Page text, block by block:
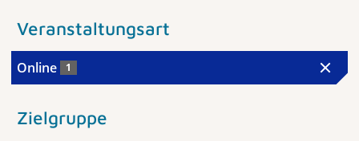
Veranstaltungsart
Online 1
Zielgruppe